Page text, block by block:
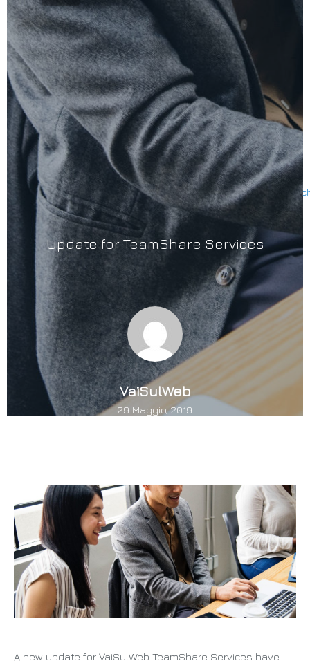
archivi di dati in cloud per la memorizzazione di file personali,
dati per la collaborazione tra utenti esterni ed interni ad una
organizzazione e spazi di memorizzazione in cloud per
server Windows.
Per maggiori informazioni sul servzio di TeamShare è
possibile visitare l’URL:
https://www.vaisulweb.com/it/services/servizi-di-teamshare
Il changelog è disponibile all’URL:
https://manage.vaisulweb.cloud/?/knowledgebase/article/12/
Update for TeamShare Services
VaiSulWeb
29 Maggio, 2019
A new update for VaiSulWeb TeamShare Services have